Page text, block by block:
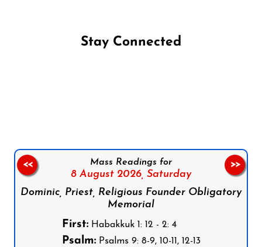
Stay Connected
Mass Readings for
8 August 2026, Saturday
Dominic, Priest, Religious Founder Obligatory
Memorial
First:Habakkuk 1: 12 - 2: 4
Psalm:Psalms 9: 8-9, 10-11, 12-13
<< >>